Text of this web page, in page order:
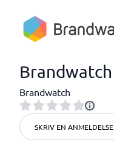
Brandwatch
Brandwatch
SKRIV EN ANMELDELSE